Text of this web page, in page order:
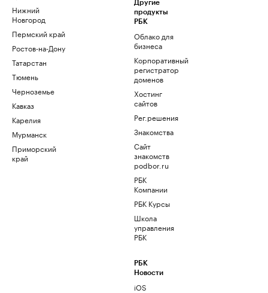
Нижний
Новгород
Пермский край
Ростов-на-Дону
Татарстан
Тюмень
Черноземье
Кавказ
Карелия
Мурманск
Приморский
край
Другие
продукты
РБК
Облако для
бизнеса
Корпоративный
регистратор
доменов
Хостинг
сайтов
Рег.решения
Знакомства
Сайт
знакомств
podbor.ru
РБК
Компании
РБК Курсы
Школа
управления
РБК
РБК
Новости
iOS